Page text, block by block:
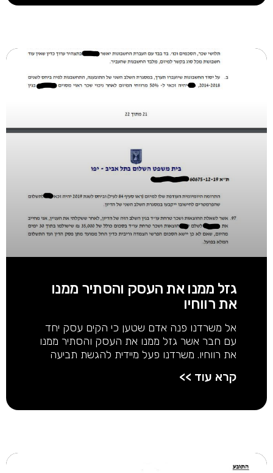
גזל ממנו את העסק והסתיר ממנו
את רווחיו
אל משרדנו פנה אדם שטען כי הקים עסק יחד
עם חבר אשר גזל ממנו את העסק והסתיר ממנו
את רווחיו. משרדנו פעל מיידית להגשת תביעה
קרא עוד >>